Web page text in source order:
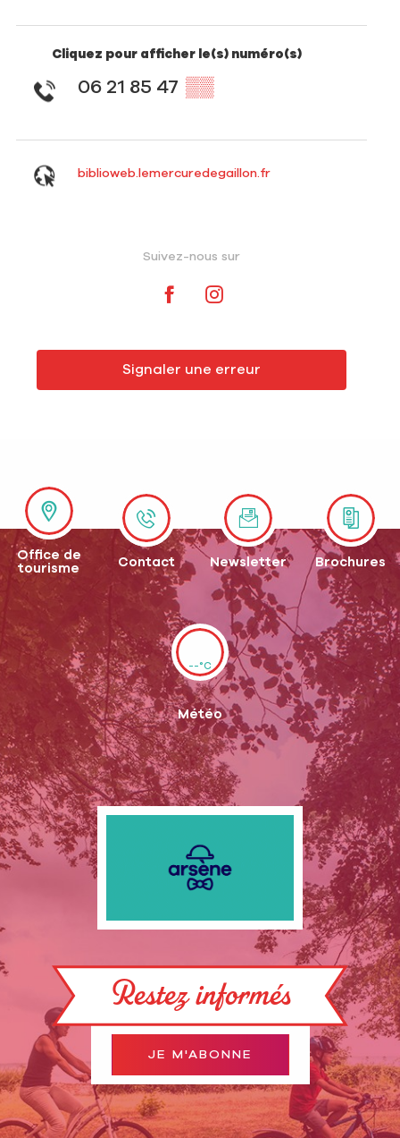
Cliquez pour afficher le(s) numéro(s)
06 21 85 47 ▒▒
biblioweb.lemercuredegaillon.fr
Suivez-nous sur
Signaler une erreur
Office de
tourisme
Contact Newsletter Brochures
--°C
Météo
Restez informés
JE M'ABONNE